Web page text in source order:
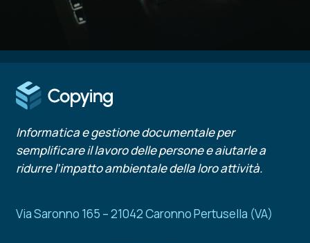
Informatica e gestione documentale per
semplificare il lavoro delle persone e aiutarle a
ridurre l’impatto ambientale della loro attività.
Via Saronno 165 – 21042 Caronno Pertusella (VA)